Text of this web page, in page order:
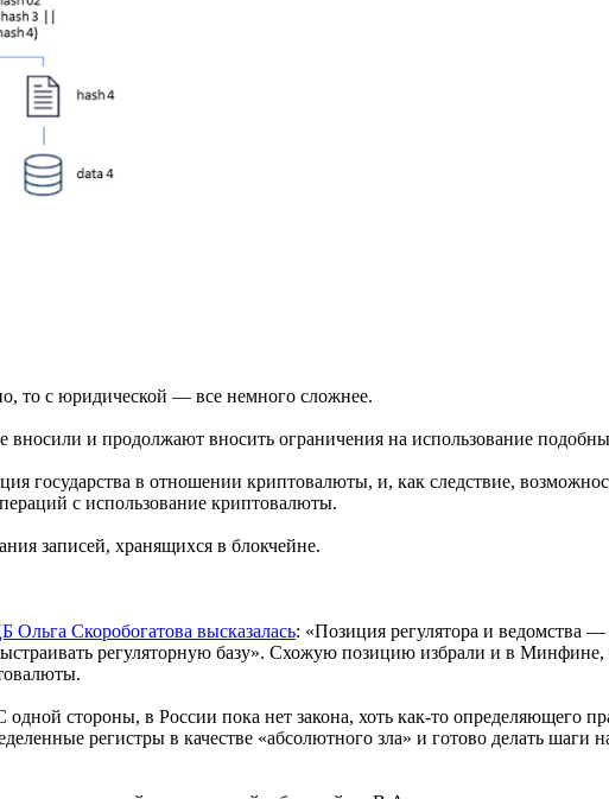
то с юридической — все немного сложнее.
и продолжают вносить ограничения на использование
государства в отношении криптовалюты, и, как следствие,
с использование криптовалюты.
записей, хранящихся в блокчейне.
Ольга Скоробогатова высказалась: «Позиция регулятора и ведомства
регуляторную базу». Схожую позицию избрали и в
стороны, в России пока нет закона, хоть как-то определяющего
регистры в качестве «абсолютного зла» и готово делать шаги